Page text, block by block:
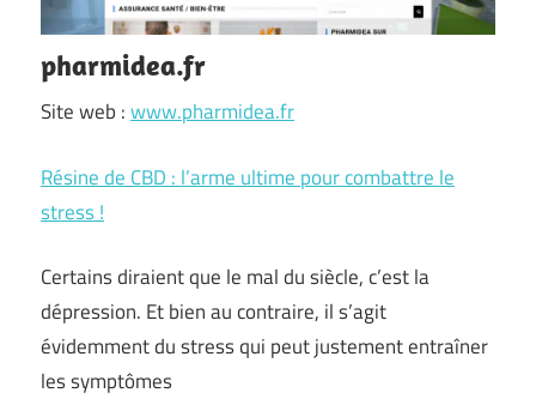
pharmidea.fr
Site web :www.pharmidea.fr
Résine de CBD : l’arme ultime pour combattre le
stress !
Certains diraient que le mal du siècle, c’est la
dépression. Et bien au contraire, il s’agit
évidemment du stress qui peut justement entraîner
les symptômes